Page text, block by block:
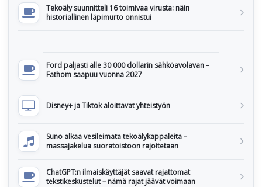
Tekoäly suunnitteli 16 toimivaa virusta: näin
historiallinen läpimurto onnistui
Ford paljasti alle 30 000 dollarin sähköavolavan –
Fathom saapuu vuonna 2027
Disney+ ja Tiktok aloittavat yhteistyön
Suno alkaa vesileimata tekoälykappaleita –
massajakelua suoratoistoon rajoitetaan
ChatGPT:n ilmaiskäyttäjät saavat rajattomat
tekstikeskustelut – nämä rajat jäävät voimaan